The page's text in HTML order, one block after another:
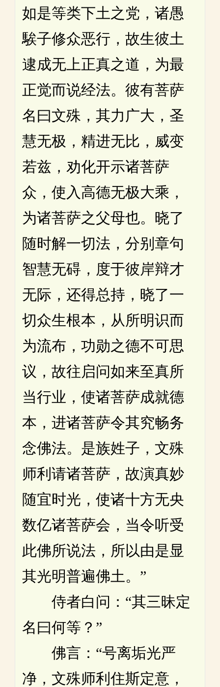
如是等类下土之党，诸愚
騃子修众恶行，故生彼土
逮成无上正真之道，为最
正觉而说经法。彼有菩萨
名曰文殊，其力广大，圣
慧无极，精进无比，威变
若兹，劝化开示诸菩萨
众，使入高德无极大乘，
为诸菩萨之父母也。晓了
随时解一切法，分别章句
智慧无碍，度于彼岸辩才
无际，还得总持，晓了一
切众生根本，从所明识而
为流布，功勋之德不可思
议，故往启问如来至真所
当行业，使诸菩萨成就德
本，进诸菩萨令其究畅务
念佛法。是族姓子，文殊
师利请诸菩萨，故演真妙
随宜时光，使诸十方无央
数亿诸菩萨会，当令听受
此佛所说法，所以由是显
其光明普遍佛土。”
侍者白问：“其三昧定
名曰何等？”
佛言：“号离垢光严
净，文殊师利住斯定意，